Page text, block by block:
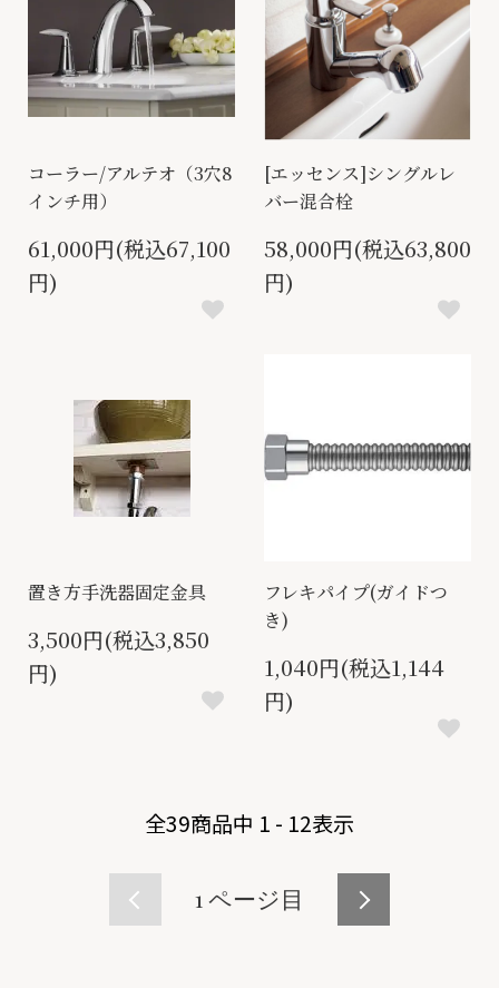
コーラー/アルテオ（3穴8
インチ用）
61,000円(税込67,100
円)
[エッセンス]シングルレ
バー混合栓
58,000円(税込63,800
円)
置き方手洗器固定金具
3,500円(税込3,850
円)
フレキパイプ(ガイドつ
き)
1,040円(税込1,144
円)
全39商品中 1 - 12表示
1 ページ目